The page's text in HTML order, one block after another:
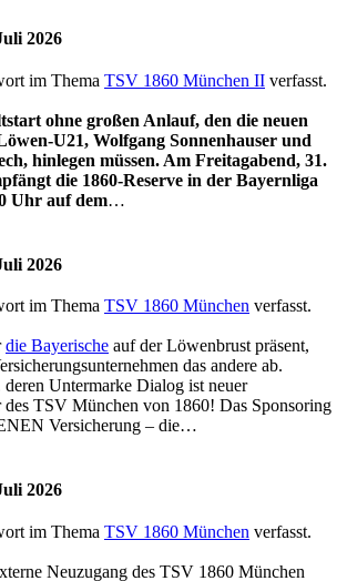
2026
im Thema TSV 1860 München II verfasst.
ohne großen Anlauf, den die neuen
U21, Wolfgang Sonnenhauser und
hinlegen müssen. Am Freitagabend, 31.
die 1860-Reserve in der Bayernliga
Uhr auf dem…
2026
im Thema TSV 1860 München verfasst.
die Bayerische auf der Löwenbrust präsent,
das andere ab.
Untermarke Dialog ist neuer
des TSV München von 1860! Das Sponsoring
Versicherung – die…
2026
im Thema TSV 1860 München verfasst.
Neuzugang des TSV 1860 München